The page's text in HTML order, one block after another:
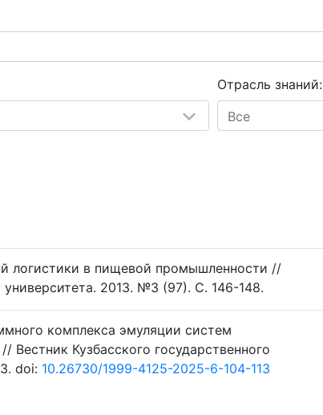
Отрасль знаний:
Все
логистики в пищевой промышленности //
университета. 2013. №3 (97). C. 146-148.
комплекса эмуляции систем
Вестник Кузбасского государственного
doi: 10.26730/1999-4125-2025-6-104-113